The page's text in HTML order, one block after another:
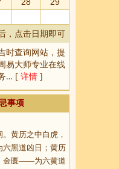
，点击日期即可
时查询网站，提
易大师专业在线
… [ 详情 ]
事项
黄历之中白虎，
黑道凶日；黄历
金匮——为六黄道